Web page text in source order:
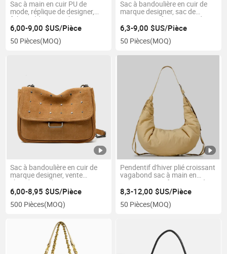
Sac à main en cuir PU de
mode, réplique de designer,
fabriqué à Guangzhou,
meilleur vendeur, personnalisé
pour femmes, cadeau, sac à
bandoulière
6,00-9,00 $US/Pièce
50 Pièces(MOQ)
Sac à bandoulière en cuir de
marque designer, sac de
voyage pour femme, sac de
shopping, sac cadeau,
reproduction de sac à main
6,3-9,00 $US/Pièce
50 Pièces(MOQ)
Sac à bandoulière en cuir de
marque designer, vente
chaude, sac de voyage pour
femmes, sac de shopping, sac-
cadeau, reproduction de sac à
main
6,00-8,95 $US/Pièce
500 Pièces(MOQ)
Pendentif d'hiver plié croissant
vagabond sac à main en
polyester pour femme sac à
bandoulière en nylon
8,3-12,00 $US/Pièce
50 Pièces(MOQ)